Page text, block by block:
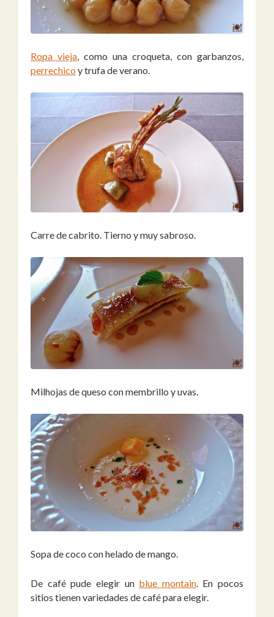
Ropa vieja, como una croqueta, con garbanzos,
perrechico y trufa de verano.
Carre de cabrito. Tierno y muy sabroso.
Milhojas de queso con membrillo y uvas.
Sopa de coco con helado de mango.
De café pude elegir un blue montain. En pocos
sitios tienen variedades de café para elegir.